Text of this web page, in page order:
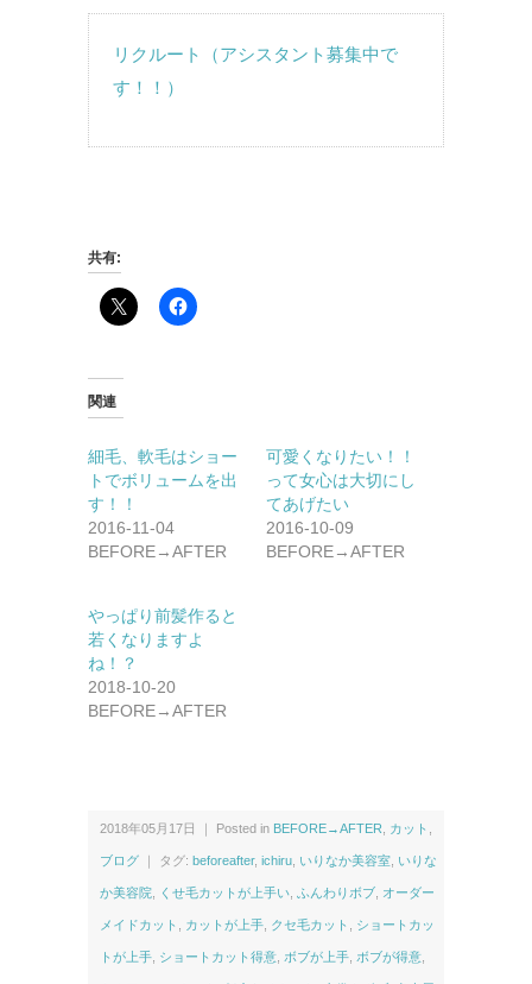
リクルート（アシスタント募集中で
す！！）
共有:
関連
細毛、軟毛はショー
トでボリュームを出
す！！
2016-11-04
BEFORE→AFTER
可愛くなりたい！！
って女心は大切にし
てあげたい
2016-10-09
BEFORE→AFTER
やっぱり前髪作ると
若くなりますよ
ね！？
2018-10-20
BEFORE→AFTER
2018年05月17日 ｜ Posted in BEFORE→AFTER カット
ブログ ｜ タグ: beforeafter, ichiru いりなか美容室 いりな
か美容院 くせ毛カットが上手い ふんわりボブ オーダー
メイドカット カットが上手 クセ毛カット ショートカッ
トが上手 ショートカット得意 ボブが上手 ボブが得意